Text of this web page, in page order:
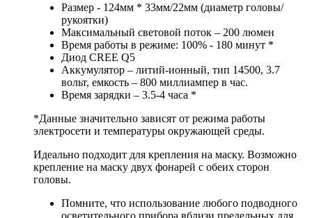
Размер - 124мм * 33мм/22мм (диаметр головы/
рукоятки)
Максимальный световой поток – 200 люмен
Время работы в режиме: 100% - 180 минут *
Диод CREE Q5
Аккумулятор – литий-ионный, тип 14500, 3.7
вольт, емкость – 800 миллиампер в час.
Время зарядки – 3.5-4 часа *
*Данные значительно зависят от режима работы
электросети и температуры окружающей среды.
Идеально подходит для крепления на маску. Возможно
крепление на маску двух фонарей с обеих сторон
головы.
Помните, что использование любого подводного
осветительного прибора вблизи предельных для